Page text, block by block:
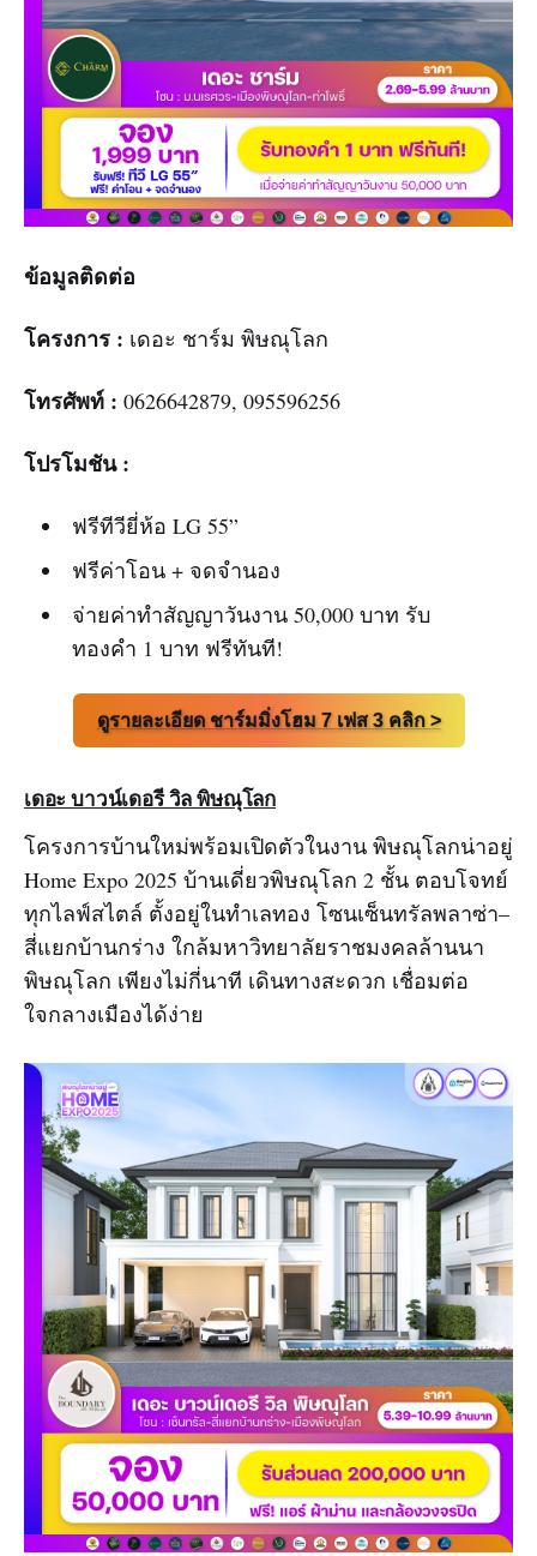
ข้อมูลติดต่อ
โครงการ : เดอะ ชาร์ม พิษณุโลก
โทรศัพท์ : 0626642879, 095596256
โปรโมชัน :
ฟรีทีวียี่ห้อ LG 55”
ฟรีค่าโอน + จดจำนอง
จ่ายค่าทำสัญญาวันงาน 50,000 บาท รับ
ทองคำ 1 บาท ฟรีทันที!
ดูรายละเอียด ชาร์มมิ่งโฮม 7 เฟส 3 คลิก >
เดอะ บาวน์เดอรี วิล พิษณุโลก
โครงการบ้านใหม่พร้อมเปิดตัวในงาน พิษณุโลกน่าอยู่
Home Expo 2025 บ้านเดี่ยวพิษณุโลก 2 ชั้น ตอบโจทย์
ทุกไลฟ์สไตล์ ตั้งอยู่ในทำเลทอง โซนเซ็นทรัลพลาซ่า–
สี่แยกบ้านกร่าง ใกล้มหาวิทยาลัยราชมงคลล้านนา
พิษณุโลก เพียงไม่กี่นาที เดินทางสะดวก เชื่อมต่อ
ใจกลางเมืองได้ง่าย